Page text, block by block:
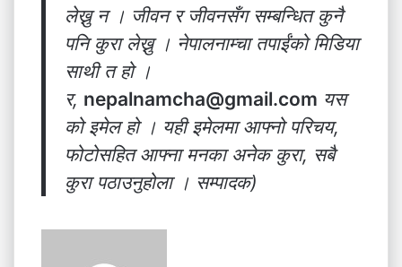
लेख्नु न । जीवन र जीवनसँग सम्बन्धित कुनै
पनि कुरा लेख्नु । नेपालनाम्चा तपाईंको मिडिया
साथी त हो ।
र, nepalnamcha@gmail.com यस
को इमेल हो । यही इमेलमा आफ्नो परिचय,
फोटोसहित आफ्ना मनका अनेक कुरा, सबै
कुरा पठाउनुहोला । सम्पादक)